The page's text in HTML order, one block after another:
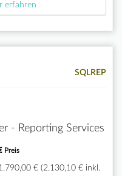
erfahren
SQLREP
- Reporting Services
Preis
€ (2.130,10 € inkl.